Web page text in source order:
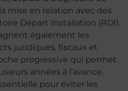
mise en relation avec des
Départ Installation (RDI).
également les
juridiques, fiscaux et
progressive qui permet
années à l’avance.
pour éviter les